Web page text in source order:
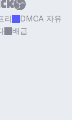
리
DMCA 자유
배급